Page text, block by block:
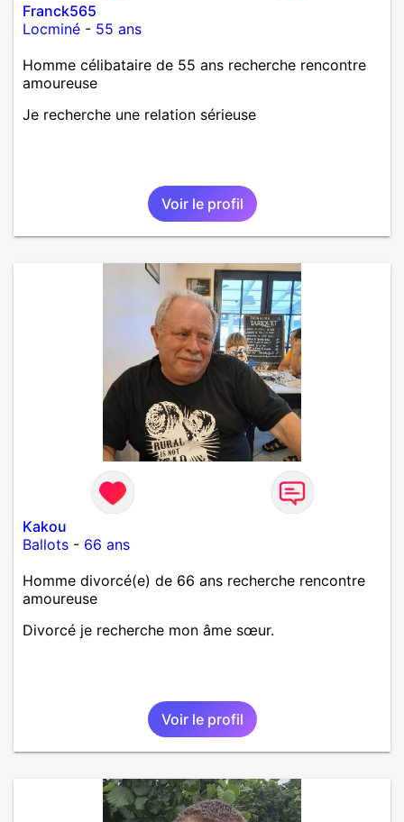
Franck565
Locminé - 55 ans
Homme célibataire de 55 ans recherche rencontre
amoureuse
Je recherche une relation sérieuse
Voir le profil
Kakou
Ballots - 66 ans
Homme divorcé(e) de 66 ans recherche rencontre
amoureuse
Divorcé je recherche mon âme sœur.
Voir le profil